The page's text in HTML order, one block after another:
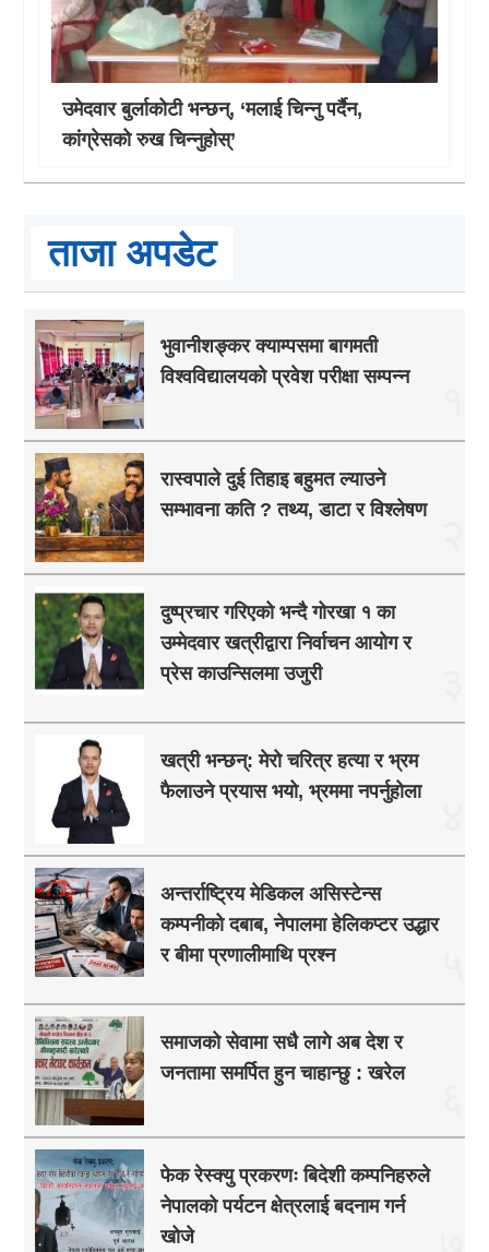
उमेदवार बुर्लाकोटी भन्छन्, ‘मलाई चिन्नु पर्दैन,
कांग्रेसको रुख चिन्नुहोस्’
ताजा अपडेट
भुवानीशङ्कर क्याम्पसमा बागमती
विश्वविद्यालयको प्रवेश परीक्षा सम्पन्न
रास्वपाले दुई तिहाइ बहुमत ल्याउने
सम्भावना कति ? तथ्य, डाटा र विश्लेषण
दुष्प्रचार गरिएको भन्दै गोरखा १ का
उम्मेदवार खत्रीद्वारा निर्वाचन आयोग र
प्रेस काउन्सिलमा उजुरी
खत्री भन्छन्: मेरो चरित्र हत्या र भ्रम
फैलाउने प्रयास भयो, भ्रममा नपर्नुहोला
अन्तर्राष्ट्रिय मेडिकल असिस्टेन्स
कम्पनीको दबाब, नेपालमा हेलिकप्टर उद्धार
र बीमा प्रणालीमाथि प्रश्न
समाजको सेवामा सधै लागे अब देश र
जनतामा समर्पित हुन चाहान्छु : खरेल
फेक रेस्क्यु प्रकरणः बिदेशी कम्पनिहरुले
नेपालको पर्यटन क्षेत्रलाई बदनाम गर्न
खोजे